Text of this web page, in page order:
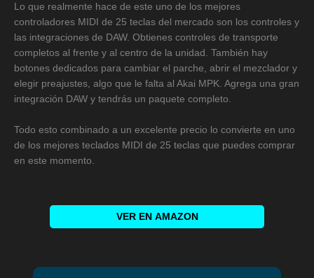
Lo que realmente hace de este uno de los mejores
controladores MIDI de 25 teclas del mercado son los controles y
las integraciones de DAW. Obtienes controles de transporte
completos al frente y al centro de la unidad. También hay
botones dedicados para cambiar el parche, abrir el mezclador y
elegir preajustes, algo que le falta al Akai MPK. Agrega una gran
integración DAW y tendrás un paquete completo.
Todo esto combinado a un excelente precio lo convierte en uno
de los mejores teclados MIDI de 25 teclas que puedes comprar
en este momento.
VER EN AMAZON